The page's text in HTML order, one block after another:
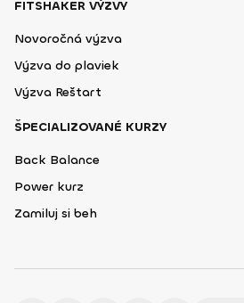
FITSHAKER VÝZVY
Novoročná výzva
Výzva do plaviek
Výzva Reštart
ŠPECIALIZOVANÉ KURZY
Back Balance
Power kurz
Zamiluj si beh